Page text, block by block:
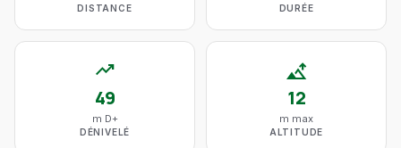
DISTANCE DURÉE
trending_up
49
m D+
DÉNIVELÉ
altitude
12
m max
ALTITUDE